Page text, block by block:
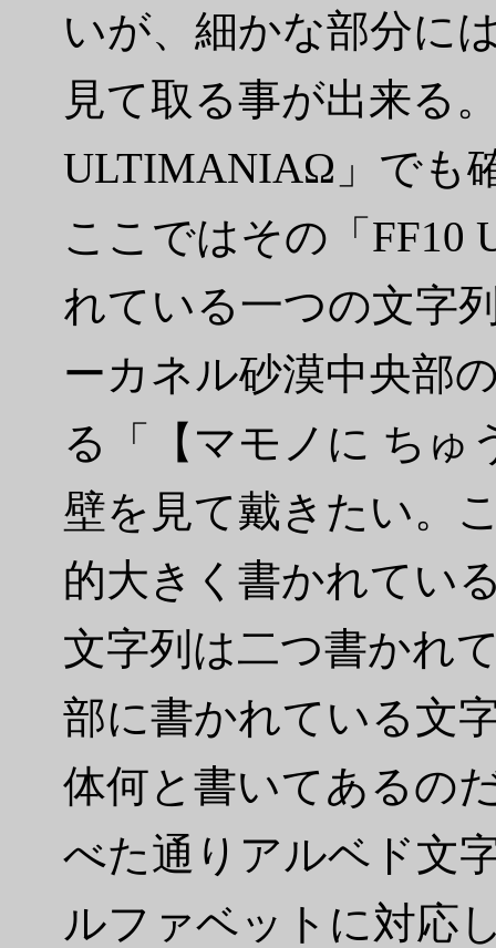
いが、細かな部分に
見て取る事が出来る
ULTIMANIAΩ」でも
ここではその「FF10
れている一つの文字
ーカネル砂漠中央部
る「【マモノに ちゅ
壁を見て戴きたい。
的大きく書かれてい
文字列は二つ書かれ
部に書かれている文
体何と書いてあるの
べた通りアルベド文
ルファベットに対応